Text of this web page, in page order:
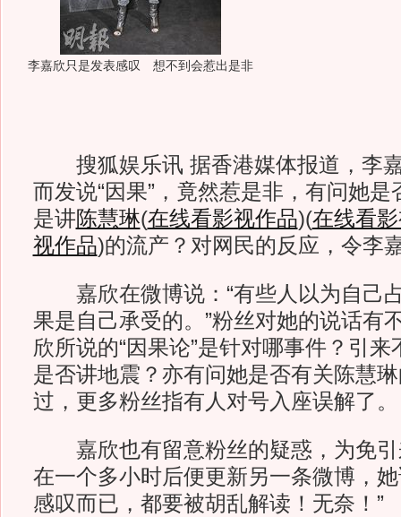
李嘉欣只是发表感叹 想不到会惹出是非
搜狐娱乐讯 据香港媒体报道，李
而发说“因果”，竟然惹是非，有问她
是讲陈慧琳(在线看影视作品)(在线看
视作品)的流产？对网民的反应，令李
嘉欣在微博说：“有些人以为自己
果是自己承受的。”粉丝对她的说话有
欣所说的“因果论”是针对哪事件？引
是否讲地震？亦有问她是否有关陈慧
过，更多粉丝指有人对号入座误解了。
嘉欣也有留意粉丝的疑惑，为免引
在一个多小时后便更新另一条微博，
感叹而已，都要被胡乱解读！无奈！”